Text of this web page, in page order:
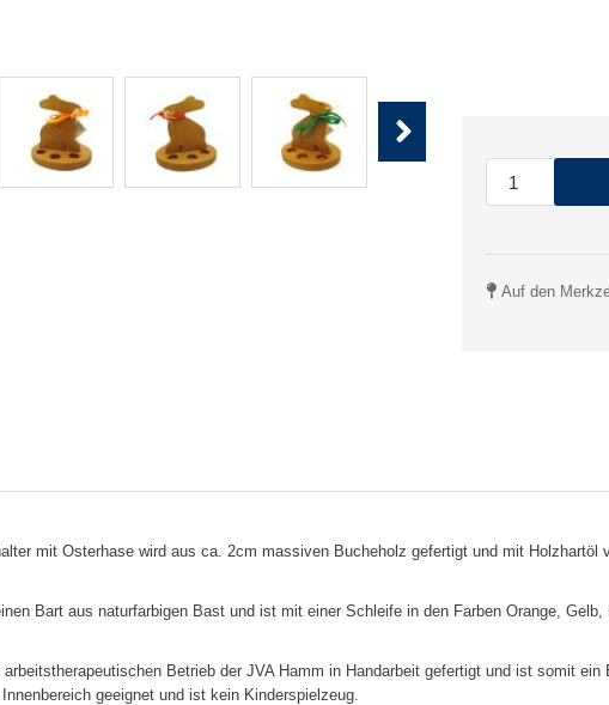
Next
Auf den
mit Osterhase wird aus ca. 2cm massiven Bucheholz gefertigt und mit
Bart aus naturfarbigen Bast und ist mit einer Schleife in den Farben Orange,
Betrieb der JVA Hamm in Handarbeit gefertigt und ist somit
geeignet und ist kein Kinderspielzeug.